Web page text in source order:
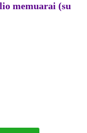
memuarai (su